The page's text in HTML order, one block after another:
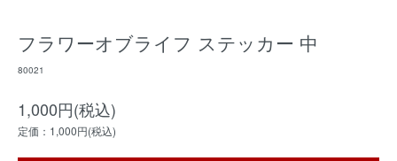
フラワーオブライフ ステッカー 中
80021
1,000円(税込)
定価：1,000円(税込)